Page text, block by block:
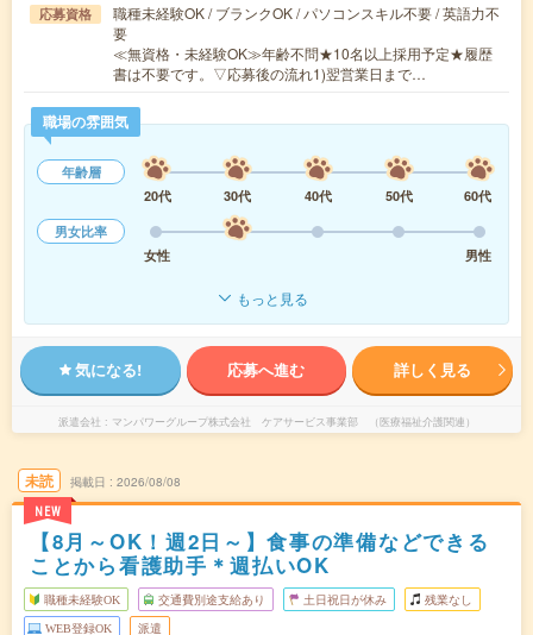
応募資格
職種未経験OK / ブランクOK / パソコンスキル不要 / 英語力不
要
≪無資格・未経験OK≫年齢不問★10名以上採用予定★履歴
書は不要です。▽応募後の流れ1)翌営業日まで…
職場の雰囲気
年齢層
20代
30代 40代 50代
60代
男女比率
女性
男性
もっと見る
気になる! 応募へ進む 詳しく見る
派遣会社 マンパワーグループ株式会社 ケアサービス事業部 （医療福祉介護関連）
未読
NEW
掲載日 2026/08/08
【8月～OK！週2日～】食事の準備などできる
ことから看護助手＊週払いOK
職種未経験OK 交通費別途支給あり 土日祝日が休み 残業なし
WEB登録OK 派遣